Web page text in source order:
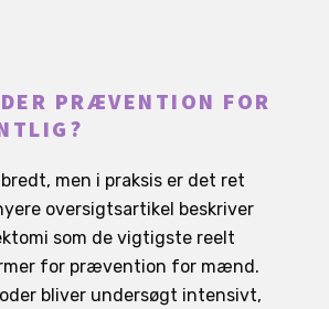
PRÆVENTION FOR
men i praksis er det ret
oversigtsartikel beskriver
som de vigtigste reelt
for prævention for mænd.
bliver undersøgt intensivt,